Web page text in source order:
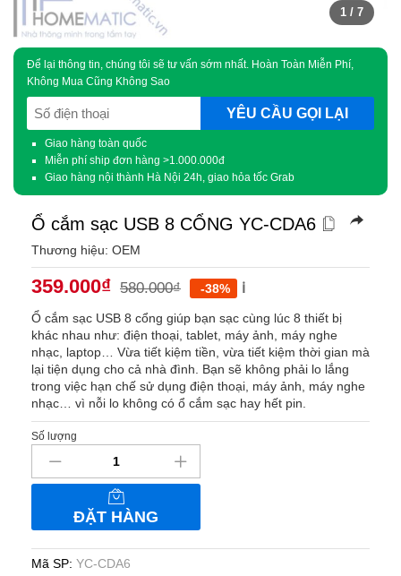
1 / 7
Để lại thông tin, chúng tôi sẽ tư vấn sớm nhất. Hoàn Toàn Miễn Phí,
Không Mua Cũng Không Sao
SĐT
(Required)
Giao hàng toàn quốc
Miễn phí ship đơn hàng >1.000.000đ
Giao hàng nội thành Hà Nội 24h, giao hỏa tốc Grab
Ổ cắm sạc USB 8 CỔNG YC-CDA6
Thương hiệu: OEM
359.000₫ 580.000₫ -38% ℹ️
Ổ cắm sạc USB 8 cổng giúp bạn sạc cùng lúc 8 thiết bị
khác nhau như: điện thoại, tablet, máy ảnh, máy nghe
nhạc, laptop… Vừa tiết kiệm tiền, vừa tiết kiệm thời gian mà
lại tiện dụng cho cả nhà đình. Bạn sẽ không phải lo lắng
trong việc hạn chế sử dụng điện thoại, máy ảnh, máy nghe
nhạc… vì nỗi lo không có ổ cắm sạc hay hết pin.
Ổ
cắm
sạc
YC-
Số lượng
ĐẶT HÀNG
Mã SP: YC-CDA6